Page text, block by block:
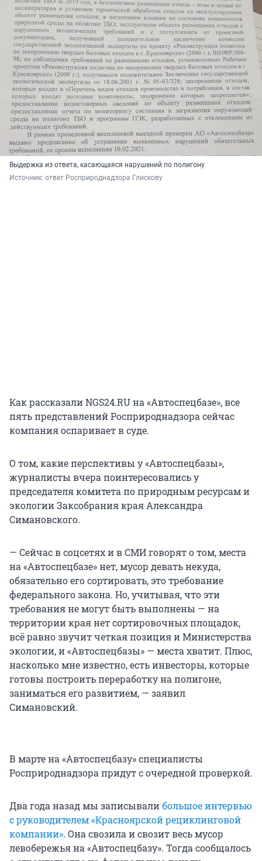
Выдержка из ответа, касающаяся нарушений по полигону
Источник: ответ Росприроднадзора Глискову
Как рассказали NGS24.RU на «Автоспецбазе», все
пять представлений Росприроднадзора сейчас
компания оспаривает в суде.
О том, какие перспективы у «Автоспецбазы»,
журналисты вчера поинтересовались у
председателя комитета по природным ресурсам и
экологии Заксобрания края Александра
Симановского.
— Сейчас в соцсетях и в СМИ говорят о том, места
на «Автоспецбазе» нет, мусор девать некуда,
обязательно его сортировать, это требование
федерального закона. Но, учитывая, что эти
требования не могут быть выполнены — на
территории края нет сортировочных площадок,
всё равно звучит четкая позиция и Министерства
экологии, и «Автоспецбазы» — места хватит. Плюс,
насколько мне известно, есть инвесторы, которые
готовы построить переработку на полигоне,
заниматься его развитием, — заявил
Симановский.
В марте на «Автоспецбазу» специалисты
Росприроднадзора придут с очередной проверкой.
Два года назад мы записывалибольшое интервью
с руководителем «Красноярской рециклинговой
компании». Она свозила и свозит весь мусор
левобережья на «Автоспецбазу». Тогда сообщалось